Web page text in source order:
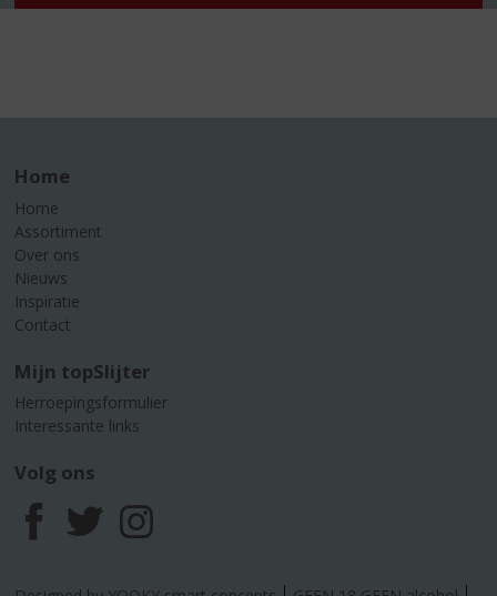
Home
Home
Assortiment
Over ons
Nieuws
Inspiratie
Contact
Mijn topSlijter
Herroepingsformulier
Interessante links
Volg ons
F
a
T
w
I
n